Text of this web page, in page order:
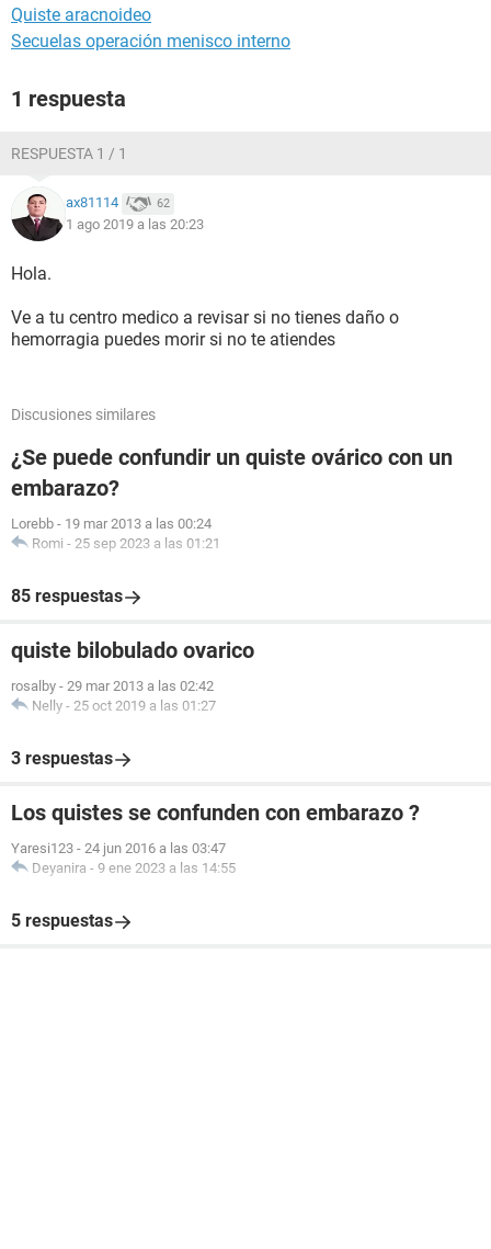
Quiste aracnoideo
Secuelas operación menisco interno
1 respuesta
RESPUESTA 1 / 1
ax81114 62
1 ago 2019 a las 20:23
Hola.
Ve a tu centro medico a revisar si no tienes daño o
hemorragia puedes morir si no te atiendes
Discusiones similares
¿Se puede confundir un quiste ovárico con un
embarazo?
Lorebb - 19 mar 2013 a las 00:24
Romi - 25 sep 2023 a las 01:21
85 respuestas
quiste bilobulado ovarico
rosalby - 29 mar 2013 a las 02:42
Nelly - 25 oct 2019 a las 01:27
3 respuestas
Los quistes se confunden con embarazo ?
Yaresi123 - 24 jun 2016 a las 03:47
Deyanira - 9 ene 2023 a las 14:55
5 respuestas